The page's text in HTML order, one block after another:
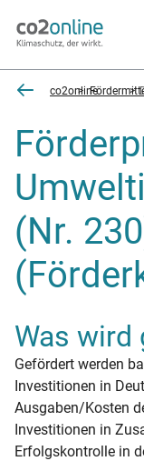
co2online
(Nr.
Was wird
Gefördert werden
Investitionen in
Ausgaben/Kosten
Investitionen in
Erfolgskontrolle in